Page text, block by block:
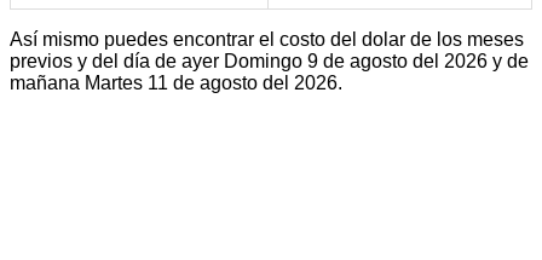
Así mismo puedes encontrar el costo del dolar de los meses
previos y del día de ayer Domingo 9 de agosto del 2026 y de
mañana Martes 11 de agosto del 2026.